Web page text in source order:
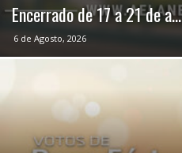
Encerrado de 17 a 21 de a...
6 de Agosto, 2026